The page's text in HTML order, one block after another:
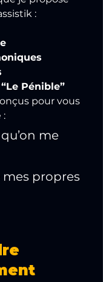
:
Pénible”
pour vous
:
me
mes propres